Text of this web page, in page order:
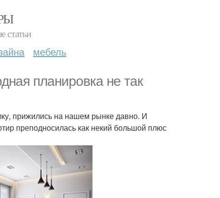
статьи
мебель
планировка не так
прижились на нашем рынке давно. И
преподносилась как некий большой плюс